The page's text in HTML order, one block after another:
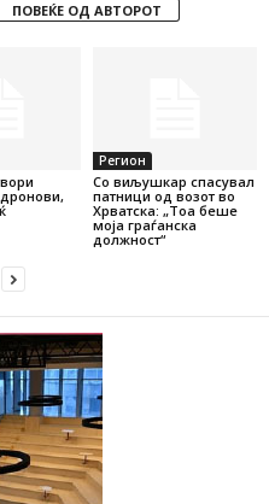
ПОВЕЌЕ ОД АВТОРОТ
Регион
Со виљушкар спасувал
патници од возот во
Хрватска: „Тоа беше
моја граѓанска
должност“